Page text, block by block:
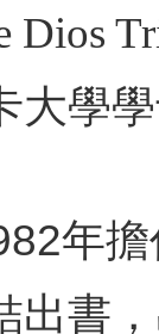
Dios
大學
年
出書